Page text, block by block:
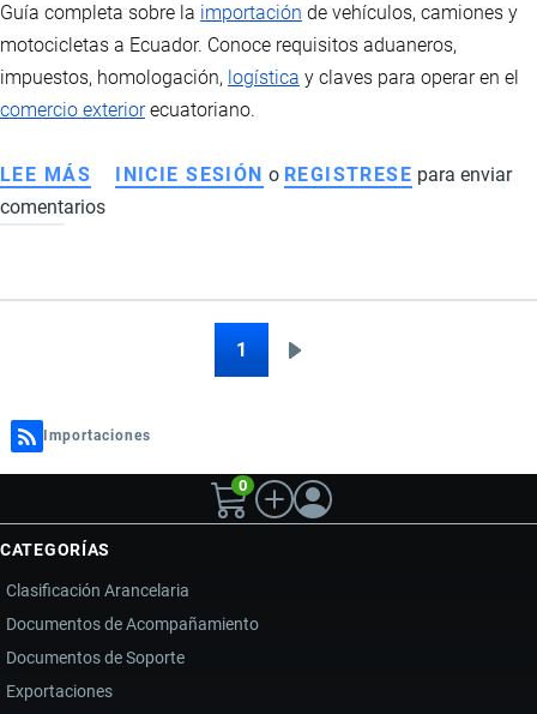
Guía completa sobre la importación de vehículos, camiones y
motocicletas a Ecuador. Conoce requisitos aduaneros,
impuestos, homologación, logística y claves para operar en el
comercio exteriorecuatoriano.
LEE MÁS SOBRE
IMPORTACIÓN
CAMIONES
ECUADOR:
Y
LOGÍSTICA
INICIE SESIÓN o REGISTRESE para enviar
comentarios
1
Importaciones
0
CATEGORÍAS
Clasificación Arancelaria
Documentos de Acompañamiento
Documentos de Soporte
Exportaciones